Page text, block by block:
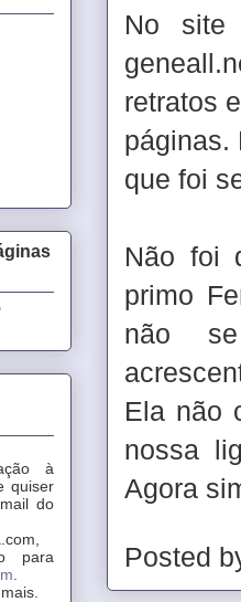
No site
retratos
páginas.
que foi
Não foi
primo
não
Ela não
nossa
Agora
Posted
à
quiser
do
para